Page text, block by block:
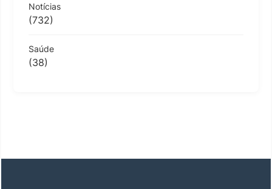
Notícias
(732)
Saúde
(38)